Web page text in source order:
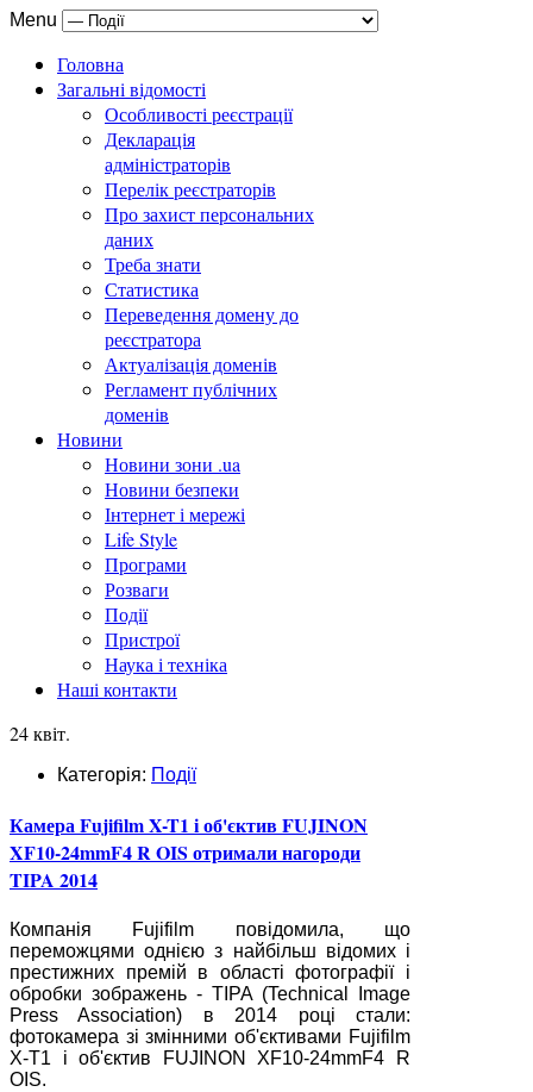
Menu
Головна
Загальні відомості
Особливості реєстрації
Декларація
адміністраторів
Перелік реєстраторів
Про захист персональних
даних
Треба знати
Статистика
Переведення домену до
реєстратора
Актуалізація доменів
Регламент публічних
доменів
Новини
Новини зони .ua
Новини безпеки
Інтернет і мережі
Life Style
Програми
Розваги
Події
Пристрої
Наука і техніка
Наші контакти
24 квіт.
Категорія: Події
Камера Fujifilm X-T1 і об'єктив FUJINON
XF10-24mmF4 R OIS отримали нагороди
TIPA 2014
Компанія Fujifilm повідомила, що
переможцями однією з найбільш відомих і
престижних премій в області фотографії і
обробки зображень - TIPA (Technical Image
Press Association) в 2014 році стали:
фотокамера зі змінними об'єктивами Fujifilm
X-T1 і об'єктив FUJINON XF10-24mmF4 R
OIS.